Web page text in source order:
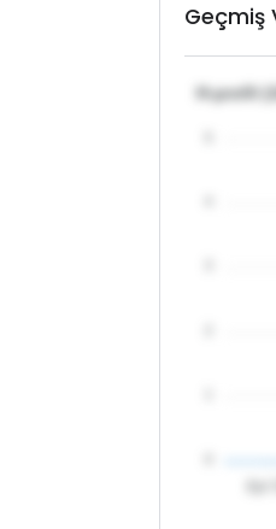
Geçmiş
H-profil